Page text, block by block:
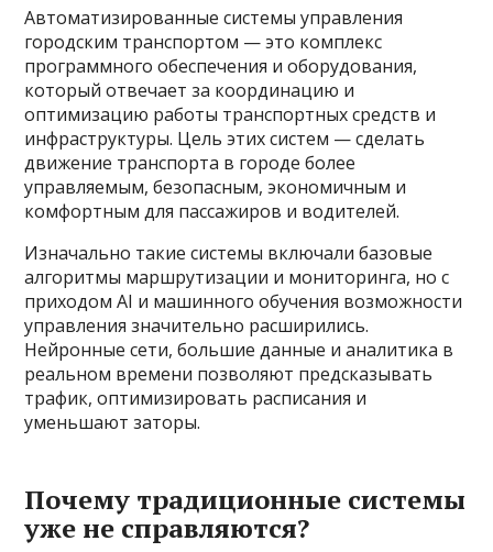
Автоматизированные системы управления
городским транспортом — это комплекс
программного обеспечения и оборудования,
который отвечает за координацию и
оптимизацию работы транспортных средств и
инфраструктуры. Цель этих систем — сделать
движение транспорта в городе более
управляемым, безопасным, экономичным и
комфортным для пассажиров и водителей.
Изначально такие системы включали базовые
алгоритмы маршрутизации и мониторинга, но с
приходом AI и машинного обучения возможности
управления значительно расширились.
Нейронные сети, большие данные и аналитика в
реальном времени позволяют предсказывать
трафик, оптимизировать расписания и
уменьшают заторы.
Почему традиционные системы
уже не справляются?